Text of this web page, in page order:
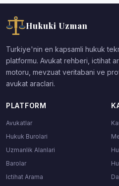
Hukuki Uzman
Turkiye'nin en kapsamli hukuk
platformu. Avukat rehberi, ictihat
motoru, mevzuat veritabani ve
avukat araclari.
PLATFORM
Avukatlar
Hukuk Burolari
Uzmanlik Alanlari
Barolar
Ictihat Arama